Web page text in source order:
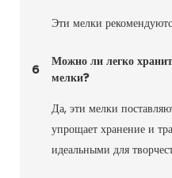
Эти мелки
6
Можно ли легко
мелки?
Да, эти мелки
упрощает хранение и
идеальными для